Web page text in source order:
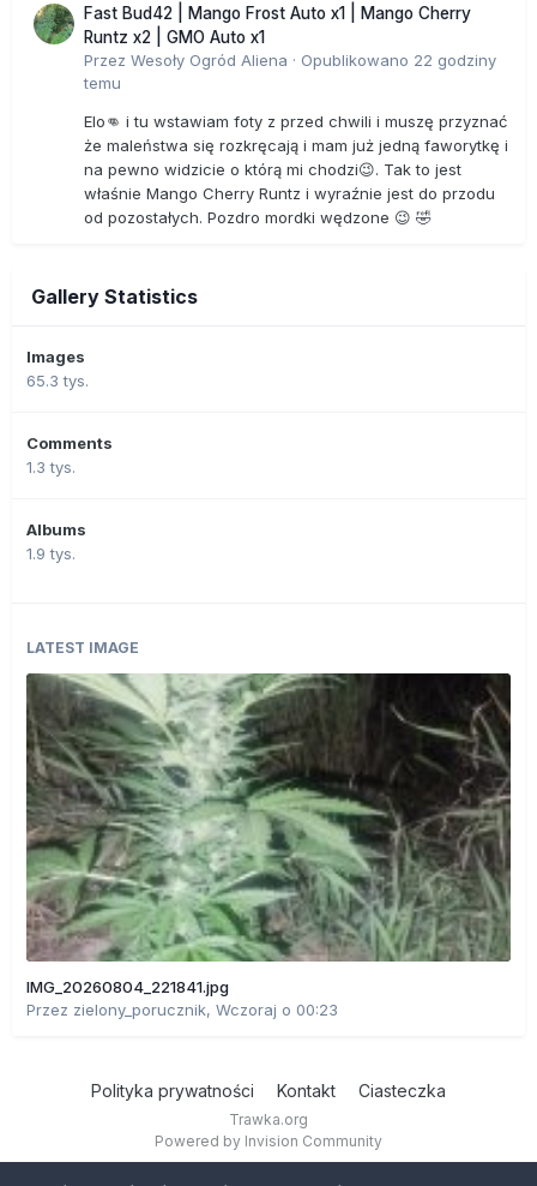
Fast Bud42 | Mango Frost Auto x1 | Mango Cherry
Runtz x2 | GMO Auto x1
Przez Wesoły Ogród Aliena · Opublikowano 22 godziny
temu
Elo👊 i tu wstawiam foty z przed chwili i muszę przyznać
że maleństwa się rozkręcają i mam już jedną faworytkę i
na pewno widzicie o którą mi chodzi😉. Tak to jest
właśnie Mango Cherry Runtz i wyraźnie jest do przodu
od pozostałych. Pozdro mordki wędzone 😉 🤣
Gallery Statistics
Images
65.3 tys.
Comments
1.3 tys.
Albums
1.9 tys.
LATEST IMAGE
IMG_20260804_221841.jpg
Przez zielony_porucznik, Wczoraj o 00:23
Polityka prywatności Kontakt Ciasteczka
Trawka.org
Powered by Invision Community